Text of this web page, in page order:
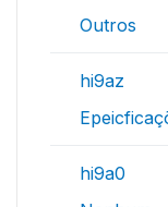
Outros
hi9az
hi9a0